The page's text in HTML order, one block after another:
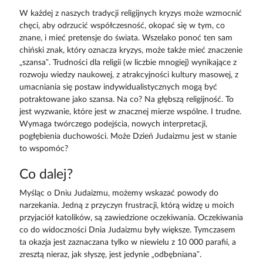
W każdej z naszych tradycji religijnych kryzys może wzmocnić
chęci, aby odrzucić współczesność, okopać się w tym, co
znane, i mieć pretensje do świata. Wszelako ponoć ten sam
chiński znak, który oznacza kryzys, może także mieć znaczenie
„szansa”. Trudności dla religii (w liczbie mnogiej) wynikające z
rozwoju wiedzy naukowej, z atrakcyjności kultury masowej, z
umacniania się postaw indywidualistycznych mogą być
potraktowane jako szansa. Na co? Na głębszą religijność. To
jest wyzwanie, które jest w znacznej mierze wspólne. I trudne.
Wymaga twórczego podejścia, nowych interpretacji,
pogłębienia duchowości. Może Dzień Judaizmu jest w stanie
to wspomóc?
Co dalej?
Myśląc o Dniu Judaizmu, możemy wskazać powody do
narzekania. Jedną z przyczyn frustracji, którą widzę u moich
przyjaciół katolików, są zawiedzione oczekiwania. Oczekiwania
co do widoczności Dnia Judaizmu były większe. Tymczasem
ta okazja jest zaznaczana tylko w niewielu z 10 000 parafii, a
zresztą nieraz, jak słyszę, jest jedynie „odbębniana”.